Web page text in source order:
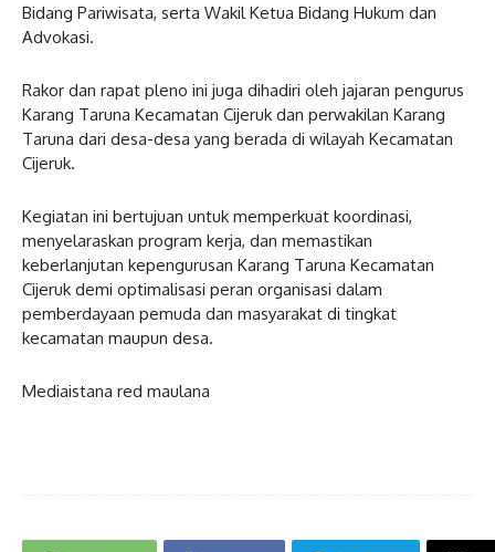
Bidang Pariwisata, serta Wakil Ketua Bidang Hukum dan
Advokasi.
Rakor dan rapat pleno ini juga dihadiri oleh jajaran pengurus
Karang Taruna Kecamatan Cijeruk dan perwakilan Karang
Taruna dari desa-desa yang berada di wilayah Kecamatan
Cijeruk.
Kegiatan ini bertujuan untuk memperkuat koordinasi,
menyelaraskan program kerja, dan memastikan
keberlanjutan kepengurusan Karang Taruna Kecamatan
Cijeruk demi optimalisasi peran organisasi dalam
pemberdayaan pemuda dan masyarakat di tingkat
kecamatan maupun desa.
Mediaistana red maulana